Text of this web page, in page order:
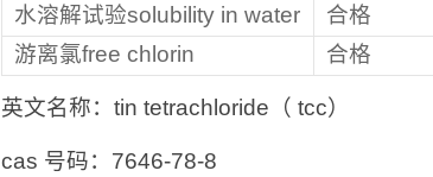
水溶解试验solubility in water 合格
游离氯free chlorin
合格
英文名称：tin tetrachloride（ tcc）
cas 号码：7646-78-8